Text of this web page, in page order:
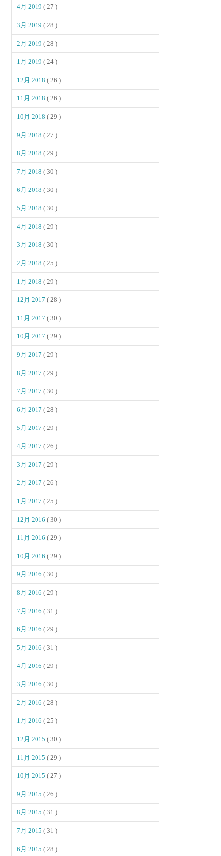
4月 2019( 27 )
3月 2019( 28 )
2月 2019( 28 )
1月 2019( 24 )
12月 2018( 26 )
11月 2018( 26 )
10月 2018( 29 )
9月 2018( 27 )
8月 2018( 29 )
7月 2018( 30 )
6月 2018( 30 )
5月 2018( 30 )
4月 2018( 29 )
3月 2018( 30 )
2月 2018( 25 )
1月 2018( 29 )
12月 2017( 28 )
11月 2017( 30 )
10月 2017( 29 )
9月 2017( 29 )
8月 2017( 29 )
7月 2017( 30 )
6月 2017( 28 )
5月 2017( 29 )
4月 2017( 26 )
3月 2017( 29 )
2月 2017( 26 )
1月 2017( 25 )
12月 2016( 30 )
11月 2016( 29 )
10月 2016( 29 )
9月 2016( 30 )
8月 2016( 29 )
7月 2016( 31 )
6月 2016( 29 )
5月 2016( 31 )
4月 2016( 29 )
3月 2016( 30 )
2月 2016( 28 )
1月 2016( 25 )
12月 2015( 30 )
11月 2015( 29 )
10月 2015( 27 )
9月 2015( 26 )
8月 2015( 31 )
7月 2015( 31 )
6月 2015( 28 )